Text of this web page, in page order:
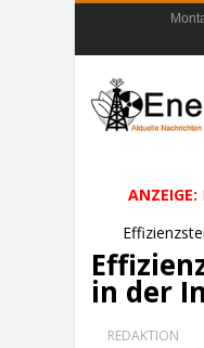
ANZEIGE:
in der
REDAKTION